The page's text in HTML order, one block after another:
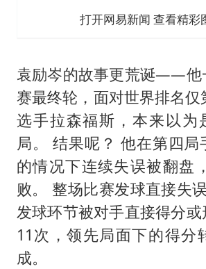
打开网易新闻 查看精彩
袁励岑的故事更荒诞——他
赛最终轮，面对世界排名仅
选手拉森福斯，本来以为
局。 结果呢？ 他在第四局
的情况下连续失误被翻盘
败。 整场比赛发球直接失
发球环节被对手直接得分
11次，领先局面下的得分
成。